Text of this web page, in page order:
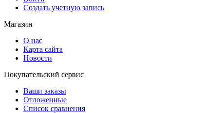
Создать учетную запись
Магазин
О нас
Карта сайта
Новости
Покупательский сервис
Ваши заказы
Отложенные
Список сравнения